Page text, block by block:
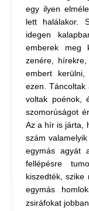
egy ilyen
lett halálakor.
idegen
emberek meg
zenére,
embert
ezen. Táncoltak
voltak poénok,
szomorúságot
Az a hír is járta,
szám
egymás agyát
fellépésre
kiszedték, szike
egymás
zsiráfokat